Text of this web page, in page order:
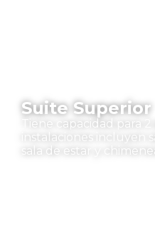
Suite Superior
Tiene capacidad para 2
instalaciones incluyen
sala de estar y